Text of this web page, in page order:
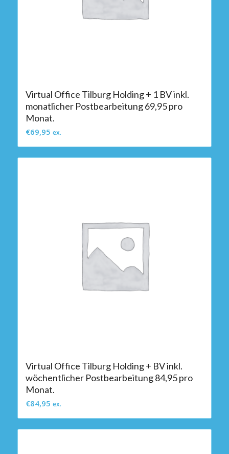
Virtual Office Tilburg Holding + 1 BV inkl.
monatlicher Postbearbeitung 69,95 pro
Monat.
€69,95 ex.
Virtual Office Tilburg Holding + BV inkl.
wöchentlicher Postbearbeitung 84,95 pro
Monat.
€84,95 ex.